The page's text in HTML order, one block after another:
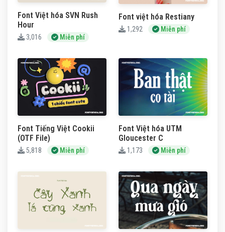
Font Việt hóa SVN Rush
Hour
3,016 Miễn phí
Font việt hóa Restiany
1,292 Miễn phí
Font Tiếng Việt Cookii
(OTF File)
5,818 Miễn phí
Font Việt hóa UTM
Gloucester C
1,173 Miễn phí